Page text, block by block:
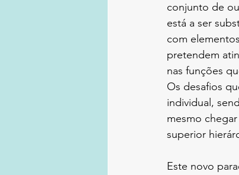
conjunto de
está a ser
com
pretendem
nas funções
Os desafios
individual,
mesmo
superior
Este novo